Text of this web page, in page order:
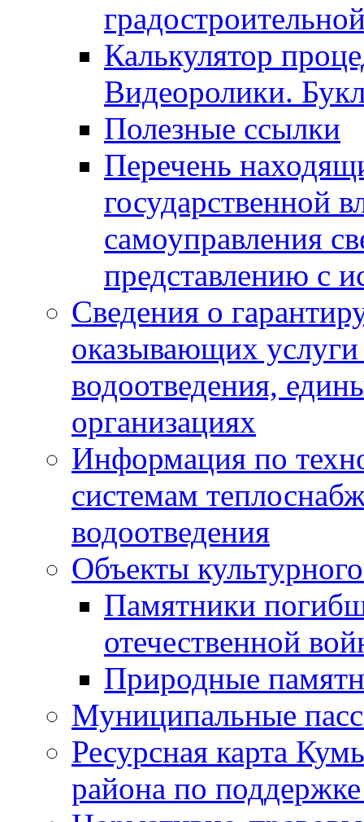
Калькулятор
Видеоролики.
Полезные ссылки
Перечень
государственной
самоуправления
представлению с
Сведения о
оказывающих
водоотведения,
организациях
Информация по
системам
водоотведения
Объекты
Памятники
отечественной
Природные
Муниципальные
Ресурсная карта
района по